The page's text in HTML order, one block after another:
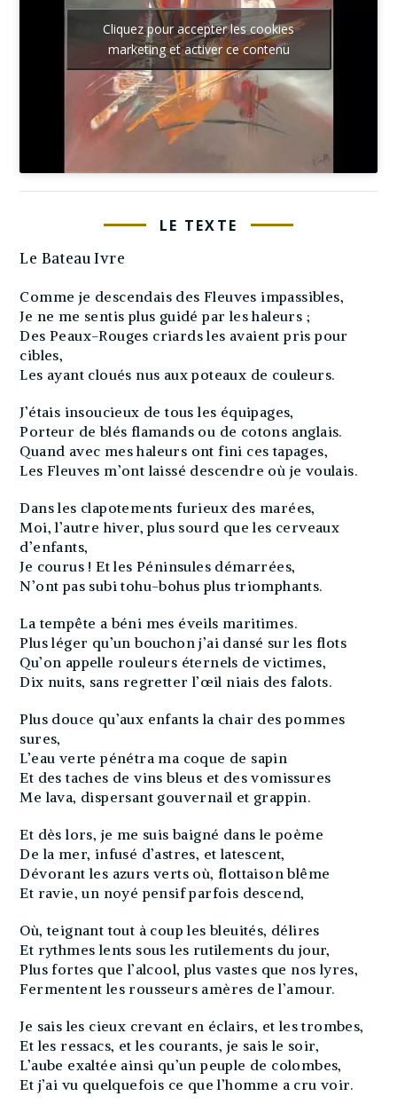
Cliquez pour accepter les cookies
marketing et activer ce contenu
LE TEXTE
Le Bateau Ivre
Comme je descendais des Fleuves impassibles,
Je ne me sentis plus guidé par les haleurs ;
Des Peaux-Rouges criards les avaient pris pour
cibles,
Les ayant cloués nus aux poteaux de couleurs.
J’étais insoucieux de tous les équipages,
Porteur de blés flamands ou de cotons anglais.
Quand avec mes haleurs ont fini ces tapages,
Les Fleuves m’ont laissé descendre où je voulais.
Dans les clapotements furieux des marées,
Moi, l’autre hiver, plus sourd que les cerveaux
d’enfants,
Je courus ! Et les Péninsules démarrées,
N’ont pas subi tohu-bohus plus triomphants.
La tempête a béni mes éveils maritimes.
Plus léger qu’un bouchon j’ai dansé sur les flots
Qu’on appelle rouleurs éternels de victimes,
Dix nuits, sans regretter l’œil niais des falots.
Plus douce qu’aux enfants la chair des pommes
sures,
L’eau verte pénétra ma coque de sapin
Et des taches de vins bleus et des vomissures
Me lava, dispersant gouvernail et grappin.
Et dès lors, je me suis baigné dans le poème
De la mer, infusé d’astres, et latescent,
Dévorant les azurs verts où, flottaison blême
Et ravie, un noyé pensif parfois descend,
Où, teignant tout à coup les bleuités, délires
Et rythmes lents sous les rutilements du jour,
Plus fortes que l’alcool, plus vastes que nos lyres,
Fermentent les rousseurs amères de l’amour.
Je sais les cieux crevant en éclairs, et les trombes,
Et les ressacs, et les courants, je sais le soir,
L’aube exaltée ainsi qu’un peuple de colombes,
Et j’ai vu quelquefois ce que l’homme a cru voir.